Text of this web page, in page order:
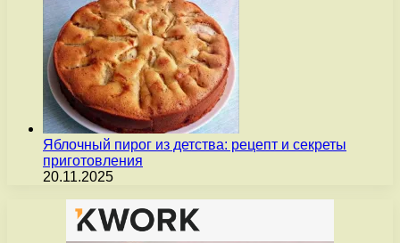
Яблочный пирог из детства: рецепт и секреты
приготовления
20.11.2025